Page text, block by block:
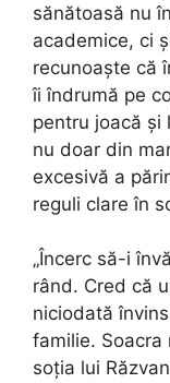
sănătoasă nu
academice, ci
recunoaște că
îi îndrumă pe
pentru joacă
nu doar din
excesivă a
reguli clare în
„Încerc să-i
rând. Cred că
niciodată
familie. Soacra
soția lui